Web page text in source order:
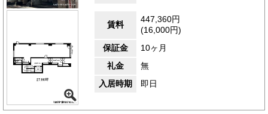
賃料
447,360円
(16,000円)
保証金
10ヶ月
礼金
無
入居時期
即日